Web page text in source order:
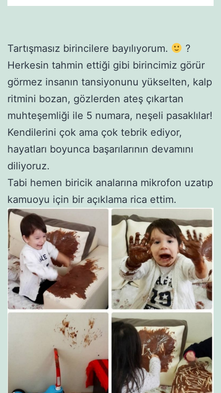
Tartışmasız birincilere bayılıyorum.
?
Herkesin tahmin ettiği gibi birincimiz görür
görmez insanın tansiyonunu yükselten, kalp
ritmini bozan, gözlerden ateş çıkartan
muhteşemliği ile 5 numara, neşeli pasaklılar!
Kendilerini çok ama çok tebrik ediyor,
hayatları boyunca başarılarının devamını
diliyoruz.
Tabi hemen biricik analarına mikrofon uzatıp
kamuoyu için bir açıklama rica ettim.